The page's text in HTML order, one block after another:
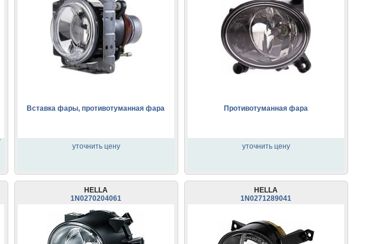
Вставка фары, противотуманная фара
уточнить цену
Противотуманная фара
уточнить цену
HELLA
1N0270204061
HELLA
1N0271289041